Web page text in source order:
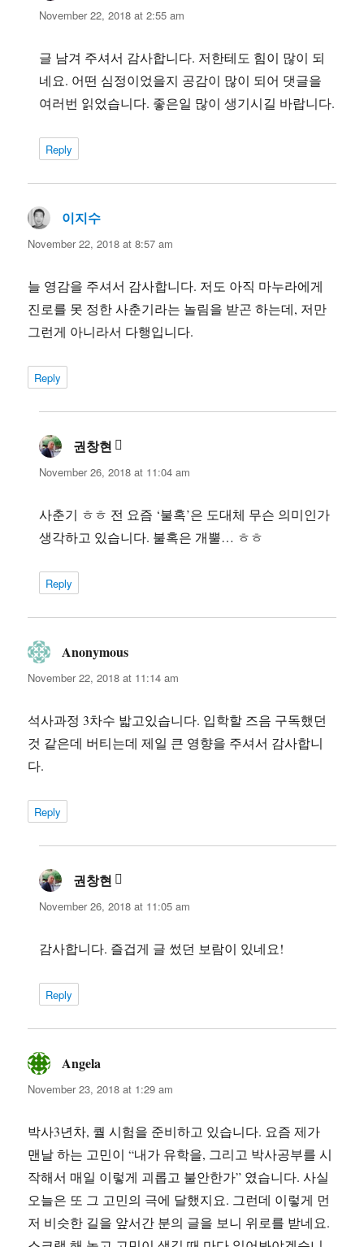
November 22, 2018 at 2:55 am
글 남겨 주셔서 감사합니다. 저한테도 힘이 많이 되
네요. 어떤 심정이었을지 공감이 많이 되어 댓글을
여러번 읽었습니다. 좋은일 많이 생기시길 바랍니다.
Reply
이지수
November 22, 2018 at 8:57 am
늘 영감을 주셔서 감사합니다. 저도 아직 마누라에게
진로를 못 정한 사춘기라는 놀림을 받곤 하는데, 저만
그런게 아니라서 다행입니다.
Reply
권창현 says:
November 26, 2018 at 11:04 am
사춘기 ㅎㅎ 전 요즘 ‘불혹’은 도대체 무슨 의미인가
생각하고 있습니다. 불혹은 개뿔… ㅎㅎ
Reply
Anonymous
November 22, 2018 at 11:14 am
석사과정 3차수 밟고있습니다. 입학할 즈음 구독했던
것 같은데 버티는데 제일 큰 영향을 주셔서 감사합니
다.
Reply
권창현 says:
November 26, 2018 at 11:05 am
감사합니다. 즐겁게 글 썼던 보람이 있네요!
Reply
Angela
November 23, 2018 at 1:29 am
박사3년차, 퀄 시험을 준비하고 있습니다. 요즘 제가
맨날 하는 고민이 “내가 유학을, 그리고 박사공부를 시
작해서 매일 이렇게 괴롭고 불안한가” 였습니다. 사실
오늘은 또 그 고민의 극에 달했지요. 그런데 이렇게 먼
저 비슷한 길을 앞서간 분의 글을 보니 위로를 받네요.